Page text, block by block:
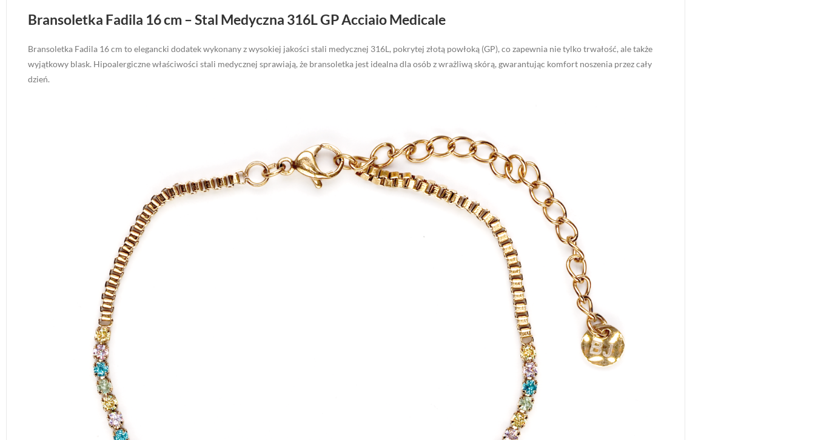
Bransoletka Fadila 16 cm – Stal Medyczna 316L GP Acciaio Medicale
Bransoletka Fadila 16 cm to elegancki dodatek wykonany z wysokiej jakości stali medycznej 316L, pokrytej złotą powłoką (GP), co zapewnia nie tylko trwałość, ale także
wyjątkowy blask. Hipoalergiczne właściwości stali medycznej sprawiają, że bransoletka jest idealna dla osób z wrażliwą skórą, gwarantując komfort noszenia przez cały
dzień.